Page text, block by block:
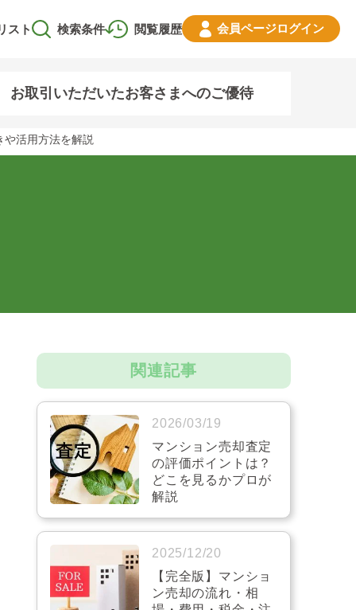
閲覧履歴
スト 検索条件 会員ページログイン
お取引いただいたお客さまへのご優待
活用方法を解説
関連記事
2026/03/19
マンション売却査定
の評価ポイントは？
どこを見るかプロが
解説
2025/12/20
【完全版】マンショ
ン売却の流れ・相